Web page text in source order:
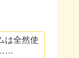
は全然使
……